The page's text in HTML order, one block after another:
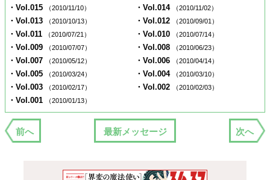
・Vol.015 （2010/11/10） ・Vol.014 （2010/11/02）
・Vol.013 （2010/10/13） ・Vol.012 （2010/09/01）
・Vol.011 （2010/07/21） ・Vol.010 （2010/07/14）
・Vol.009 （2010/07/07） ・Vol.008 （2010/06/23）
・Vol.007 （2010/05/12） ・Vol.006 （2010/04/14）
・Vol.005 （2010/03/24） ・Vol.004 （2010/03/10）
・Vol.003 （2010/02/17） ・Vol.002 （2010/02/03）
・Vol.001 （2010/01/13）
前へ 最新メッセージ 次へ